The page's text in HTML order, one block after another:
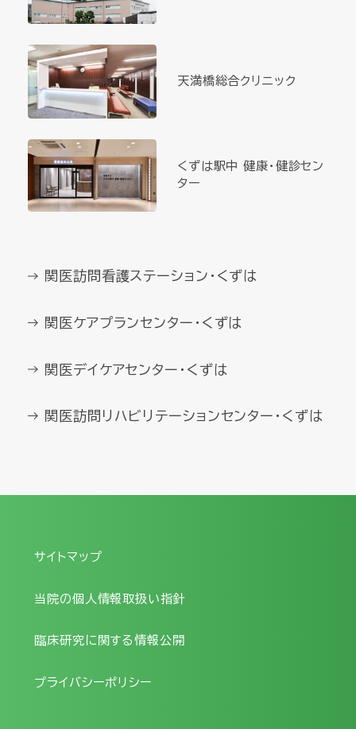
天満橋総合クリニック
くずは駅中 健康・健診セン
ター
関医訪問看護ステーション・くずは
関医ケアプランセンター・くずは
関医デイケアセンター・くずは
関医訪問リハビリテーションセンター・くずは
サイトマップ
当院の個人情報取扱い指針
臨床研究に関する情報公開
プライバシーポリシー